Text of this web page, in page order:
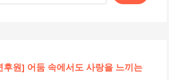
후원] 어둠 속에서도 사랑을 느끼는